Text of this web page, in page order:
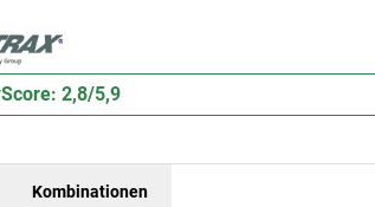
Score: 2,8/5,9
Kombinationen